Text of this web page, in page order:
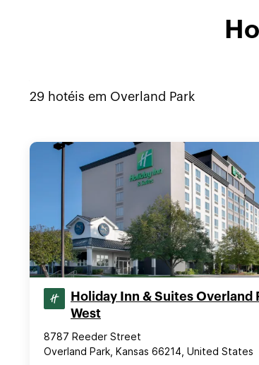
29 hotéis em Overland Park
Holiday Inn & Suites Overland
West
8787 Reeder Street
Overland Park, Kansas 66214, United States